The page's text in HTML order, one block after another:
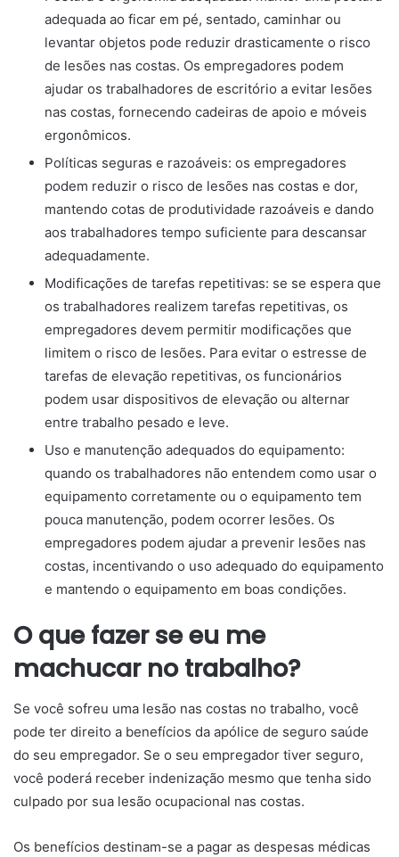
adequada ao ficar em pé, sentado, caminhar ou
levantar objetos pode reduzir drasticamente o risco
de lesões nas costas. Os empregadores podem
ajudar os trabalhadores de escritório a evitar lesões
nas costas, fornecendo cadeiras de apoio e móveis
ergonômicos.
Políticas seguras e razoáveis: os empregadores
podem reduzir o risco de lesões nas costas e dor,
mantendo cotas de produtividade razoáveis e dando
aos trabalhadores tempo suficiente para descansar
adequadamente.
Modificações de tarefas repetitivas: se se espera que
os trabalhadores realizem tarefas repetitivas, os
empregadores devem permitir modificações que
limitem o risco de lesões. Para evitar o estresse de
tarefas de elevação repetitivas, os funcionários
podem usar dispositivos de elevação ou alternar
entre trabalho pesado e leve.
Uso e manutenção adequados do equipamento:
quando os trabalhadores não entendem como usar o
equipamento corretamente ou o equipamento tem
pouca manutenção, podem ocorrer lesões. Os
empregadores podem ajudar a prevenir lesões nas
costas, incentivando o uso adequado do equipamento
e mantendo o equipamento em boas condições.
O que fazer se eu me
machucar no trabalho?
Se você sofreu uma lesão nas costas no trabalho, você
pode ter direito a benefícios da apólice de seguro saúde
do seu empregador. Se o seu empregador tiver seguro,
você poderá receber indenização mesmo que tenha sido
culpado por sua lesão ocupacional nas costas.
Os benefícios destinam-se a pagar as despesas médicas